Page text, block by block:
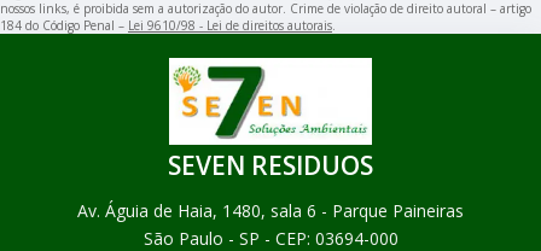
nossos links, é proibida sem a autorização do autor. Crime de violação de direito autoral – artigo
184 do Código Penal – Lei 9610/98 - Lei de direitos autorais.
SEVEN RESIDUOS
Av. Águia de Haia, 1480, sala 6 - Parque Paineiras
São Paulo - SP - CEP: 03694-000